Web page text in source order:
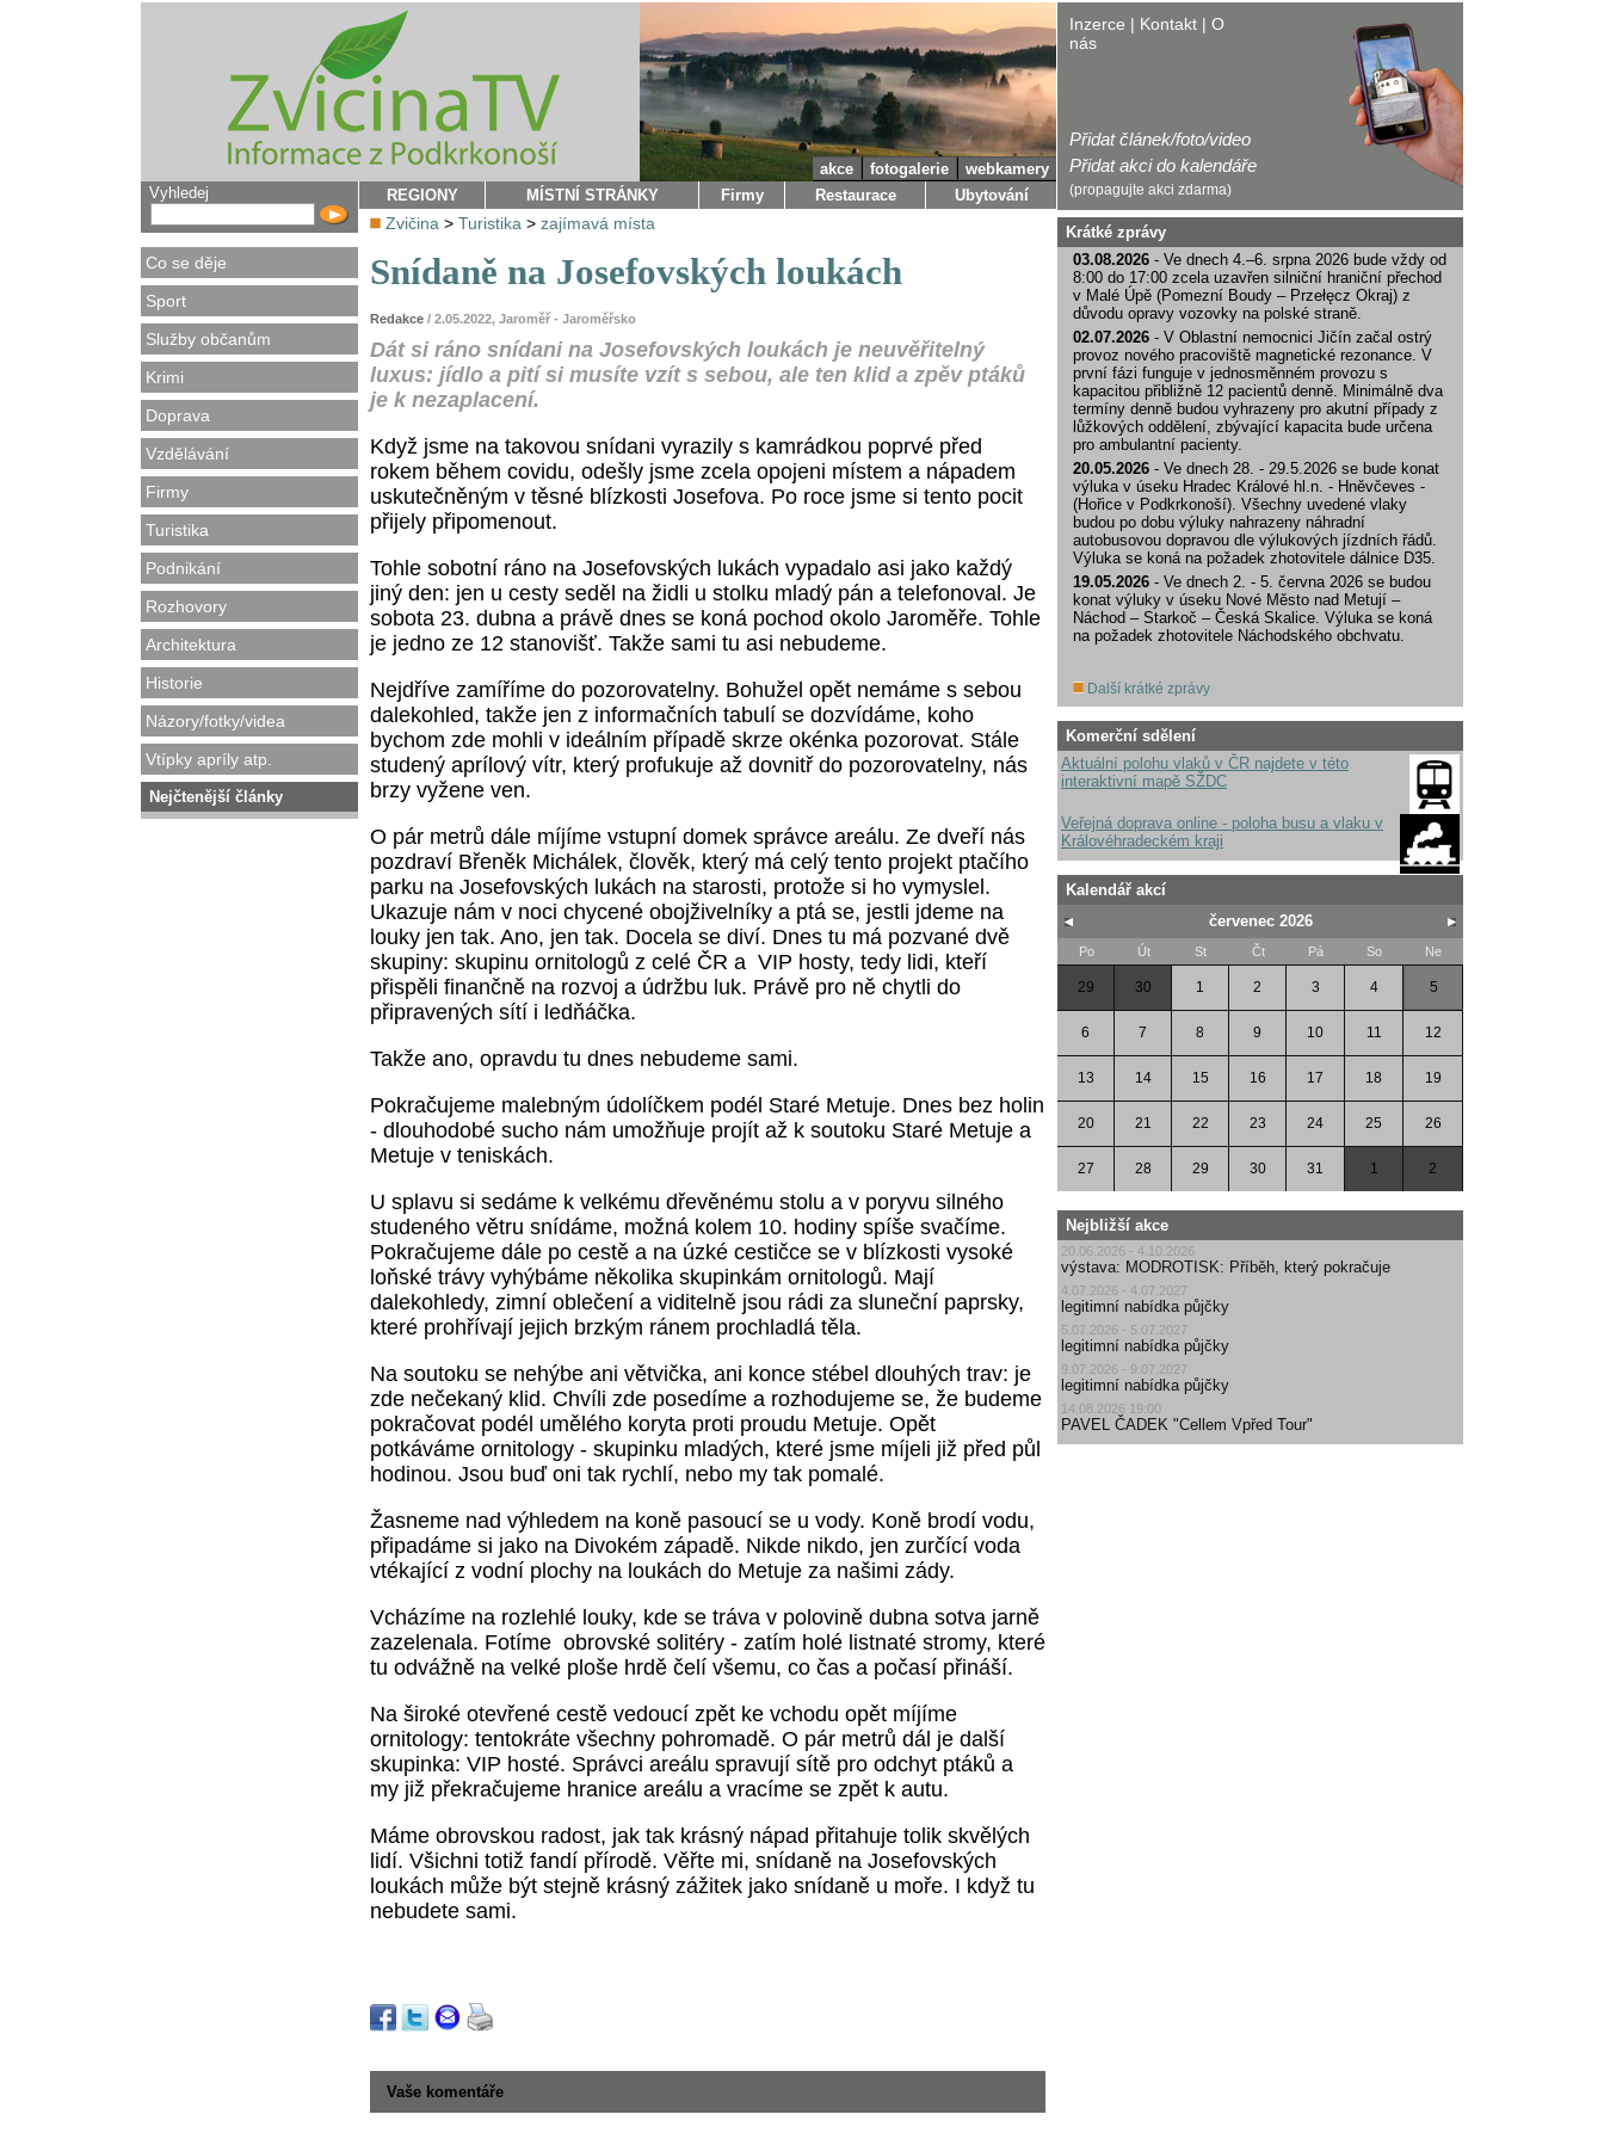
Vyhledej
Co se děje
Sport
Služby občanům
Krimi
Doprava
Vzdělávání
Firmy
Turistika
Podnikání
Rozhovory
Architektura
Historie
Názory/fotky/videa
Vtípky apríly atp.
Nejčtenější články
Inzerce | Kontakt | O
nás
Přidat článek/foto/video
Přidat akci do kalendáře
(propagujte akci zdarma)
akce fotogalerie
webkamery
REGIONY
MÍSTNÍ STRÁNKY Firmy Restaurace Ubytování
Zvičina > Turistika > zajímavá místa
Snídaně na Josefovských loukách
Redakce / 2.05.2022, Jaroměř - Jaroměřsko
Dát si ráno snídani na Josefovských loukách je neuvěřitelný
luxus: jídlo a pití si musíte vzít s sebou, ale ten klid a zpěv ptáků
je k nezaplacení.
Když jsme na takovou snídani vyrazily s kamrádkou poprvé před
rokem během covidu, odešly jsme zcela opojeni místem a nápadem
uskutečněným v těsné blízkosti Josefova. Po roce jsme si tento pocit
přijely připomenout.
Tohle sobotní ráno na Josefovských lukách vypadalo asi jako každý
jiný den: jen u cesty seděl na židli u stolku mladý pán a telefonoval. Je
sobota 23. dubna a právě dnes se koná pochod okolo Jaroměře. Tohle
je jedno ze 12 stanovišť. Takže sami tu asi nebudeme.
Nejdříve zamíříme do pozorovatelny. Bohužel opět nemáme s sebou
dalekohled, takže jen z informačních tabulí se dozvídáme, koho
bychom zde mohli v ideálním případě skrze okénka pozorovat. Stále
studený aprílový vítr, který profukuje až dovnitř do pozorovatelny, nás
brzy vyžene ven.
O pár metrů dále míjíme vstupní domek správce areálu. Ze dveří nás
pozdraví Břeněk Michálek, člověk, který má celý tento projekt ptačího
parku na Josefovských lukách na starosti, protože si ho vymyslel.
Ukazuje nám v noci chycené obojživelníky a ptá se, jestli jdeme na
louky jen tak. Ano, jen tak. Docela se diví. Dnes tu má pozvané dvě
skupiny: skupinu ornitologů z celé ČR a VIP hosty, tedy lidi, kteří
přispěli finančně na rozvoj a údržbu luk. Právě pro ně chytli do
připravených sítí i ledňáčka.
Takže ano, opravdu tu dnes nebudeme sami.
Pokračujeme malebným údolíčkem podél Staré Metuje. Dnes bez holin
- dlouhodobé sucho nám umožňuje projít až k soutoku Staré Metuje a
Metuje v teniskách.
U splavu si sedáme k velkému dřevěnému stolu a v poryvu silného
studeného větru snídáme, možná kolem 10. hodiny spíše svačíme.
Pokračujeme dále po cestě a na úzké cestičce se v blízkosti vysoké
loňské trávy vyhýbáme několika skupinkám ornitologů. Mají
dalekohledy, zimní oblečení a viditelně jsou rádi za sluneční paprsky,
které prohřívají jejich brzkým ránem prochladlá těla.
Na soutoku se nehýbe ani větvička, ani konce stébel dlouhých trav: je
zde nečekaný klid. Chvíli zde posedíme a rozhodujeme se, že budeme
pokračovat podél umělého koryta proti proudu Metuje. Opět
potkáváme ornitology - skupinku mladých, které jsme míjeli již před půl
hodinou. Jsou buď oni tak rychlí, nebo my tak pomalé.
Žasneme nad výhledem na koně pasoucí se u vody. Koně brodí vodu,
připadáme si jako na Divokém západě. Nikde nikdo, jen zurčící voda
vtékající z vodní plochy na loukách do Metuje za našimi zády.
Vcházíme na rozlehlé louky, kde se tráva v polovině dubna sotva jarně
zazelenala. Fotíme obrovské solitéry - zatím holé listnaté stromy, které
tu odvážně na velké ploše hrdě čelí všemu, co čas a počasí přináší.
Na široké otevřené cestě vedoucí zpět ke vchodu opět míjíme
ornitology: tentokráte všechny pohromadě. O pár metrů dál je další
skupinka: VIP hosté. Správci areálu spravují sítě pro odchyt ptáků a
my již překračujeme hranice areálu a vracíme se zpět k autu.
Máme obrovskou radost, jak tak krásný nápad přitahuje tolik skvělých
lidí. Všichni totiž fandí přírodě. Věřte mi, snídaně na Josefovských
loukách může být stejně krásný zážitek jako snídaně u moře. I když tu
nebudete sami.
Vaše komentáře
Krátké zprávy
03.08.2026 - Ve dnech 4.–6. srpna 2026 bude vždy od
8:00 do 17:00 zcela uzavřen silniční hraniční přechod
v Malé Úpě (Pomezní Boudy – Przełęcz Okraj) z
důvodu opravy vozovky na polské straně.
02.07.2026 - V Oblastní nemocnici Jičín začal ostrý
provoz nového pracoviště magnetické rezonance. V
první fázi funguje v jednosměnném provozu s
kapacitou přibližně 12 pacientů denně. Minimálně dva
termíny denně budou vyhrazeny pro akutní případy z
lůžkových oddělení, zbývající kapacita bude určena
pro ambulantní pacienty.
20.05.2026 - Ve dnech 28. - 29.5.2026 se bude konat
výluka v úseku Hradec Králové hl.n. - Hněvčeves -
(Hořice v Podkrkonoší). Všechny uvedené vlaky
budou po dobu výluky nahrazeny náhradní
autobusovou dopravou dle výlukových jízdních řádů.
Výluka se koná na požadek zhotovitele dálnice D35.
19.05.2026 - Ve dnech 2. - 5. června 2026 se budou
konat výluky v úseku Nové Město nad Metují –
Náchod – Starkoč – Česká Skalice. Výluka se koná
na požadek zhotovitele Náchodského obchvatu.
Další krátké zprávy
Komerční sdělení
Aktuální polohu vlaků v ČR najdete v této
interaktivní mapě SŽDC
Veřejná doprava online - poloha busu a vlaku v
Královéhradeckém kraji
Kalendář akcí
červenec 2026
Po Út St Čt Pá So Ne
29 30 1 2 3 4 5
6 7 8 9 10 11 12
13 14 15 16 17 18 19
20 21 22 23 24 25 26
27 28 29 30 31 1 2
Nejbližší akce
20.06.2026 - 4.10.2026
výstava: MODROTISK: Příběh, který pokračuje
4.07.2026 - 4.07.2027
legitimní nabídka půjčky
5.07.2026 - 5.07.2027
legitimní nabídka půjčky
9.07.2026 - 9.07.2027
legitimní nabídka půjčky
14.08.2026 19:00
PAVEL ČADEK "Cellem Vpřed Tour"